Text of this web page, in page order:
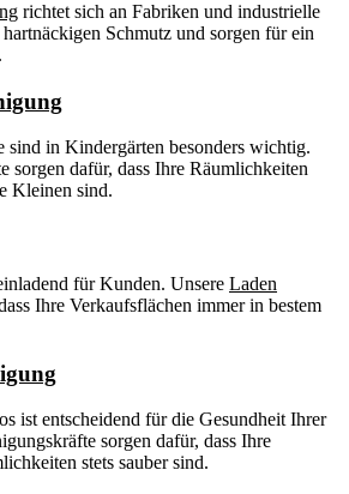
richtet sich an Fabriken und industrielle
Schmutz und sorgen für ein
sind in Kindergärten besonders wichtig.
sorgen dafür, dass Ihre Räumlichkeiten
Kleinen sind.
für Kunden. Unsere Laden
Ihre Verkaufsflächen immer in bestem
ist entscheidend für die Gesundheit Ihrer
sorgen dafür, dass Ihre
stets sauber sind.